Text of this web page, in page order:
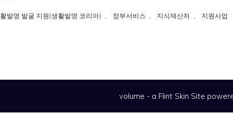
발명 발굴 지원(생활발명 코리아) 정부서비스 지식재산처 지원사업
volume - a Flint Skin Site